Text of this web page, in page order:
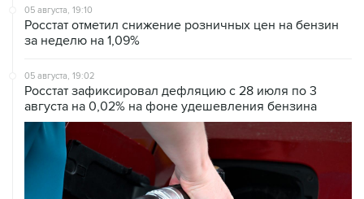
05 августа, 19:10
Росстат отметил снижение розничных цен на бензин
за неделю на 1,09%
05 августа, 19:02
Росстат зафиксировал дефляцию с 28 июля по 3
августа на 0,02% на фоне удешевления бензина